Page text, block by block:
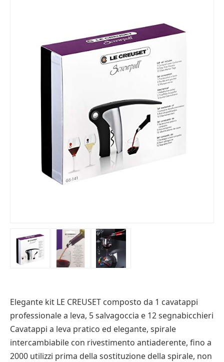
Elegante kit LE CREUSET composto da 1 cavatappi
professionale a leva, 5 salvagoccia e 12 segnabicchieri
Cavatappi a leva pratico ed elegante, spirale
intercambiabile con rivestimento antiaderente, fino a
2000 utilizzi prima della sostituzione della spirale, non